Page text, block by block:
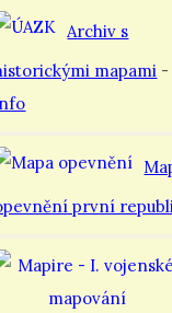
Archiv s
mapami -
první